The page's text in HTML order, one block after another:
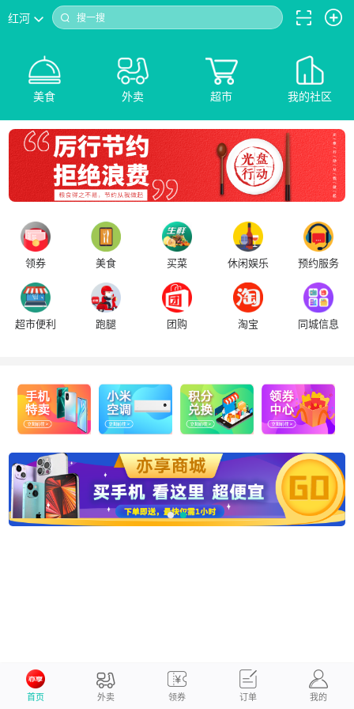
首页 外卖 领券 订单 我的
红河 搜一搜
美食 外卖 超市 我的社区
领券 美食 买菜 休闲娱乐 预约服务
超市便利 跑腿 团购 淘宝 同城信息